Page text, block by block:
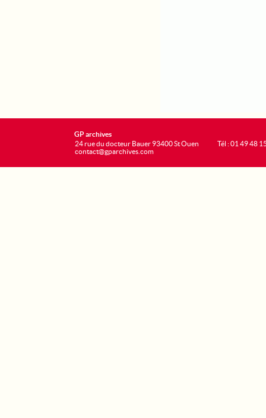
GP archives
24 rue du docteur Bauer 93400 St Ouen
contact@gparchives.com
Tél : 01 49 48